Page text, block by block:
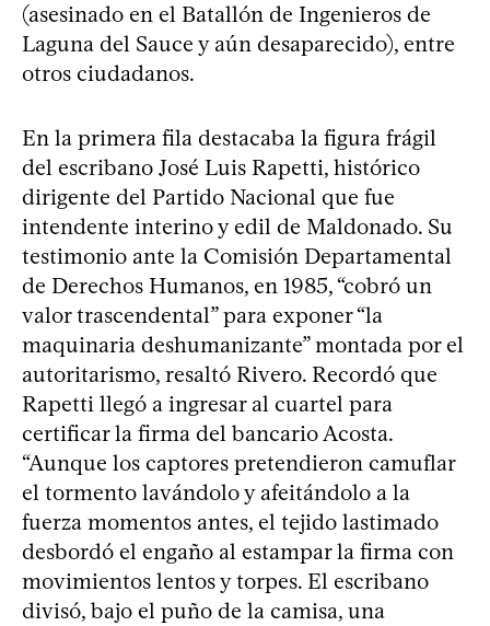
(asesinado en el Batallón de Ingenieros de
Laguna del Sauce y aún desaparecido), entre
otros ciudadanos.
En la primera fila destacaba la figura frágil
del escribano José Luis Rapetti, histórico
dirigente del Partido Nacional que fue
intendente interino y edil de Maldonado. Su
testimonio ante la Comisión Departamental
de Derechos Humanos, en 1985, “cobró un
valor trascendental” para exponer “la
maquinaria deshumanizante” montada por el
autoritarismo, resaltó Rivero. Recordó que
Rapetti llegó a ingresar al cuartel para
certificar la firma del bancario Acosta.
“Aunque los captores pretendieron camuflar
el tormento lavándolo y afeitándolo a la
fuerza momentos antes, el tejido lastimado
desbordó el engaño al estampar la firma con
movimientos lentos y torpes. El escribano
divisó, bajo el puño de la camisa, una